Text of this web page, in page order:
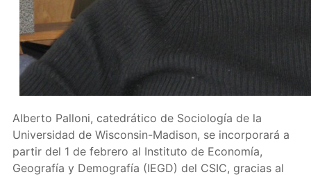
Alberto Palloni, catedrático de Sociología de la
Universidad de Wisconsin-Madison, se incorporará a
partir del 1 de febrero al Instituto de Economía,
Geografía y Demografía (IEGD) del CSIC, gracias al